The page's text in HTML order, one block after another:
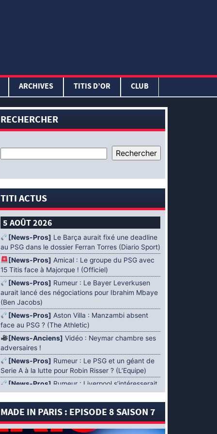
ARCHIVES TITIS D’OR CLUB
RECHERCHER
TITI ACTUS
5 AOÛT 2026
[News-Pros] Le Barça aurait fixé une deadline
au PSG dans le dossier Ferran Torres (Diario Sport)
[News-Pros] Amical : Le groupe du PSG avec
15 Titis face à Majorque ! (Officiel)
[News-Pros] Rumeur : Le Bayer Leverkusen
aurait lancé des négociations pour Ibrahim Mbaye
(Ben Jacobs)
[News-Pros] Aston Villa : Manzambi absent
face au PSG ? (The Athletic)
[News-Anciens] Vidéo : Neymar chambre ses
adversaires !
[News-Pros] Rumeur : Le PSG et un géant de
Serie A à la lutte pour Robin Risser ? (L’Equipe)
[News-Pros] Rumeur : Liverpool s’intéresserait
à Ibrahim Mbaye en plus de Bradley Barcola
(Fabrizio Romano)
[News-Pros]Rumeur : Accord contractuel
trouvé entre le PSG et Mika Godts (Fabrizio
MADE IN PARIS : EPISODE 8 SAISON 7